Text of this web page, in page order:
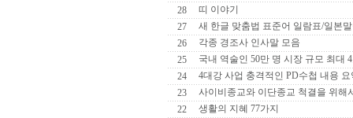
28
띠 이야기
27
새 한글 맞춤법 표준어 일람표/일본
26
각종 경조사 인사말 모음
25
국내 역술인 50만 명 시장 규모 최대
24
4대강 사업 충격적인 PD수첩 내용
23
사이비종교와 이단종교 척결을 위해
22
생활의 지혜 77가지